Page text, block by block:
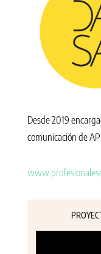
Desde 2019
comunicación de